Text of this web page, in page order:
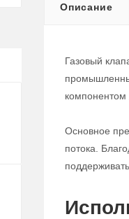
Описание
Газовый
компонентом
Основное
потока.